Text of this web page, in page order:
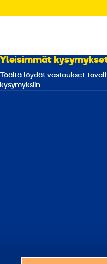
Yleisimmät
Täältä löydät vastaukset
kysymyksiin